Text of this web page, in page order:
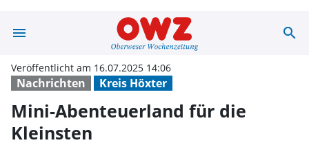
menu Mini- search
Nachrichten Kreis Höxter
Veröffentlicht am 16.07.2025 14:06
Mini-Abenteuerland für die
Kleinsten